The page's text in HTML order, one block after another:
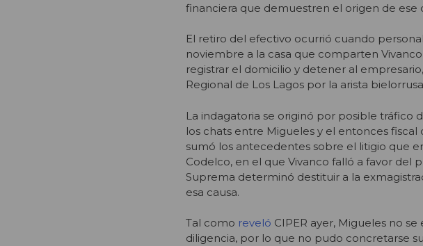
financiera que demuestren el origen de ese
El retiro del efectivo ocurrió cuando
noviembre a la casa que comparten
registrar el domicilio y detener al
Regional de Los Lagos por la arista
La indagatoria se originó por posible tráfico
los chats entre Migueles y el entonces fiscal
sumó los antecedentes sobre el litigio que
Codelco, en el que Vivanco falló a favor del
Suprema determinó destituir a la
esa causa.
Tal como reveló CIPER ayer, Migueles no
diligencia, por lo que no pudo concretarse